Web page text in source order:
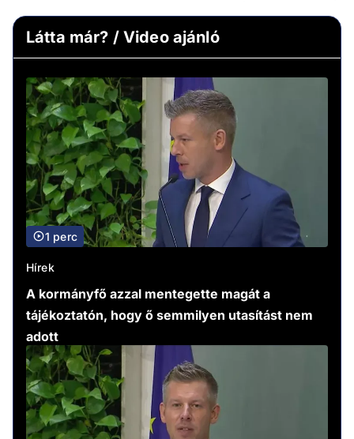
Látta már? / Video ajánló
1 perc
Hírek
A kormányfő azzal mentegette magát a
tájékoztatón, hogy ő semmilyen utasítást nem
adott